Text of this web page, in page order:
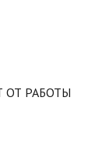
ОТ РАБОТЫ